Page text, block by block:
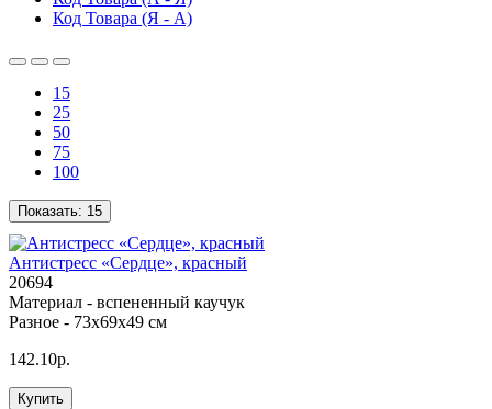
Код Товара (Я - А)
15
25
50
75
100
Показать: 15
Антистресс «Сердце», красный
20694
Материал - вспененный каучук
Разное - 73х69х49 см
142.10р.
Купить